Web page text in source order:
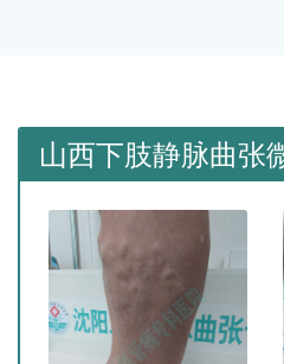
山西下肢静脉曲张